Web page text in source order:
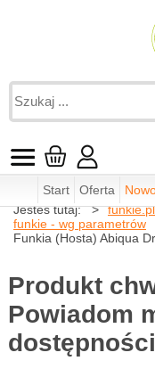
Start Oferta
Jesteś tutaj:
funkie.pl
funkie - wg parametrów
Funkia (Hosta) Abiqua
Produkt
Powiadom